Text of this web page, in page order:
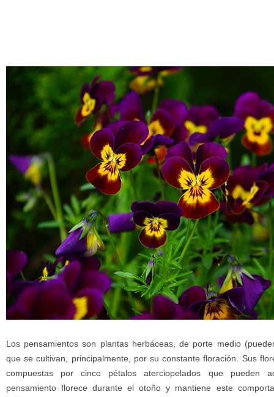
Los pensamientos son plantas herbáceas, de porte medio
que se cultivan, principalmente, por su constante floración. Sus
compuestas por cinco pétalos aterciopelados que pueden
pensamiento florece durante el otoño y mantiene este